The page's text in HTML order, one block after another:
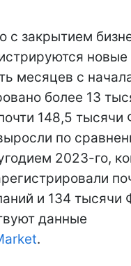
с закрытием
новые
месяцев с
более 13
148,5
по
2023-го,
и 134 тысячи
данные
.